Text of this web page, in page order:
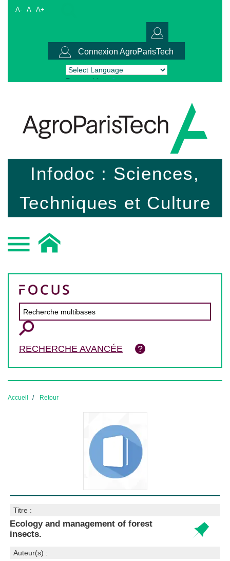
A- A A+
Connexion AgroParisTech
Powered by Translate
Infodoc : Sciences,
Techniques et Culture
RECHERCHE AVANCÉE
Accueil Retour
Titre :
Ecology and management of forest
insects.
Auteur(s) :